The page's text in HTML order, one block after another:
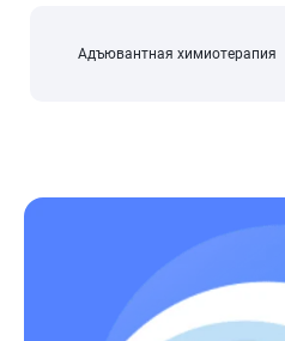
Адъювантная химиотерапия